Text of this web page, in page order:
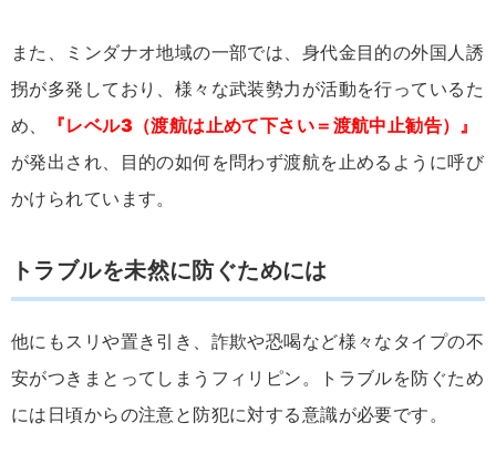
また、ミンダナオ地域の一部では、身代金目的の外国人誘
拐が多発しており、様々な武装勢力が活動を行っているた
め、
『レベル3（渡航は止めて下さい＝渡航中止勧告）』
が発出され、目的の如何を問わず渡航を止めるように呼び
かけられています。
トラブルを未然に防ぐためには
他にもスリや置き引き、詐欺や恐喝など様々なタイプの不
安がつきまとってしまうフィリピン。トラブルを防ぐため
には日頃からの注意と防犯に対する意識が必要です。